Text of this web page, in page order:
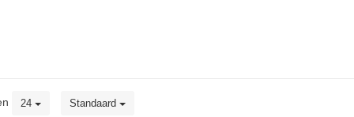
24 Standaard